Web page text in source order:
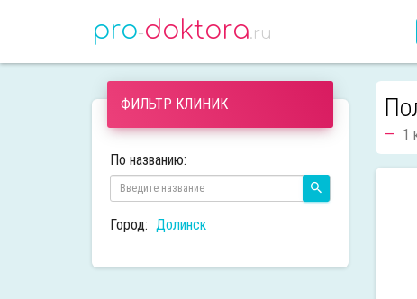
pro-doktora.ru
ФИЛЬТР КЛИНИК
По названию:
Город: Долинск
1